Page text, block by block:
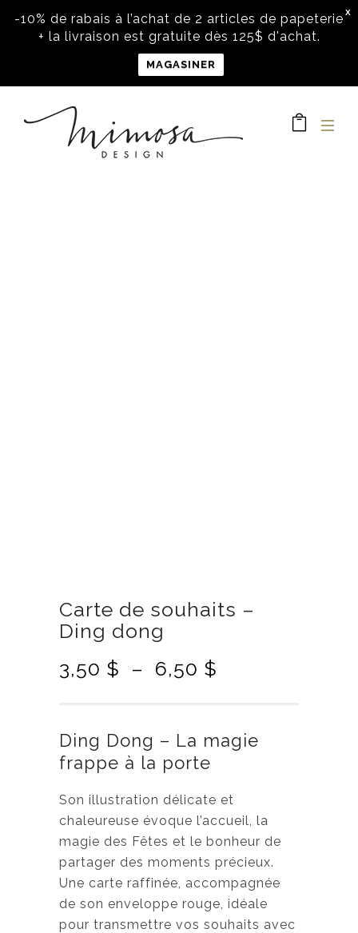
X
-10% de rabais à l’achat de 2 articles de papeterie
+ la livraison est gratuite dès 125$ d'achat.
MAGASINER
Carte de souhaits –
Ding dong
3,50 $ – 6,50 $
e
e
p
r
i
x
:
Ding Dong – La magie
frappe à la porte
Son illustration délicate et
chaleureuse évoque l’accueil, la
magie des Fêtes et le bonheur de
partager des moments précieux.
Une carte raffinée, accompagnée
de son enveloppe rouge, idéale
pour transmettre vos souhaits avec